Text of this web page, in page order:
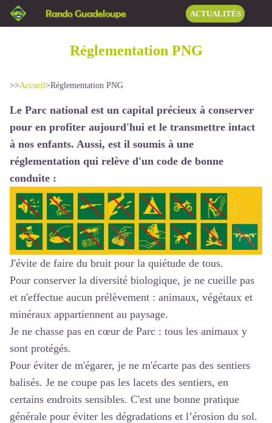
Rando Guadeloupe ACTUALITÉS
Réglementation PNG
>>Accueil>Réglementation PNG
Le Parc national est un capital précieux à conserver
pour en profiter aujourd'hui et le transmettre intact
à nos enfants. Aussi, est il soumis à une
réglementation qui relève d'un code de bonne
conduite :
J'évite de faire du bruit pour la quiétude de tous.
Pour conserver la diversité biologique, je ne cueille pas
et n'effectue aucun prélèvement : animaux, végétaux et
minéraux appartiennent au paysage.
Je ne chasse pas en cœur de Parc : tous les animaux y
sont protégés.
Pour éviter de m'égarer, je ne m'écarte pas des sentiers
balisés. Je ne coupe pas les lacets des sentiers, en
certains endroits sensibles. C'est une bonne pratique
générale pour éviter les dégradations et l’érosion du sol.